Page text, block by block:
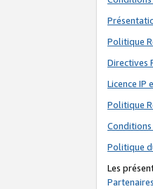
Politique
Directives
Licence IP
Politique
Politique
Les